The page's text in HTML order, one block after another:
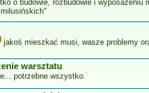
o budowie, rozbudowie i wyposażeniu
jakoś mieszkać musi, wasze problemy
warsztatu
potrzebne wszystko.